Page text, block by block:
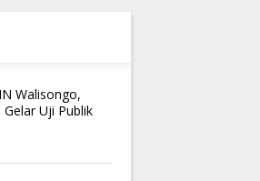
Walisongo,
Uji Publik